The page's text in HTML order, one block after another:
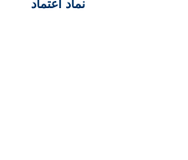
نماد اعتماد